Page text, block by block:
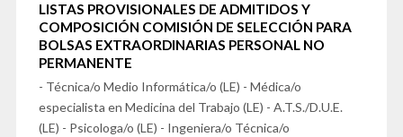
LISTAS PROVISIONALES DE ADMITIDOS Y
COMPOSICIÓN COMISIÓN DE SELECCIÓN PARA
BOLSAS EXTRAORDINARIAS PERSONAL NO
PERMANENTE
- Técnica/o Medio Informática/o (LE) - Médica/o
especialista en Medicina del Trabajo (LE) - A.T.S./D.U.E.
(LE) - Psicologa/o (LE) - Ingeniera/o Técnica/o